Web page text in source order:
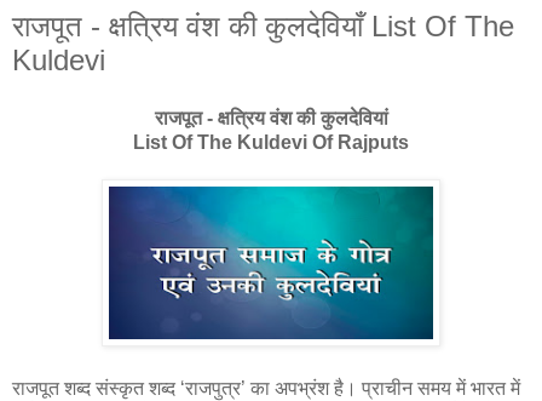
राजपूत - क्षत्रिय वंश की कुलदेवियाँ List Of The
Kuldevi
राजपूत - क्षत्रिय वंश की कुलदेवियां
List Of The Kuldevi Of Rajputs
राजपूत शब्द संस्कृत शब्द ‘राजपुत्र’ का अपभ्रंश है। प्राचीन समय में भारत में